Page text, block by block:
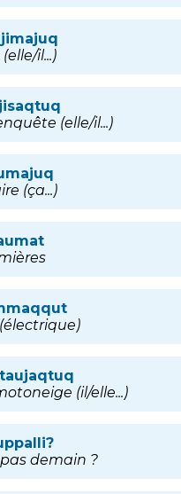
il...)
(elle/il...)
(ça...)
(il/elle...)
demain ?